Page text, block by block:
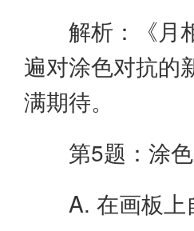
解析：《月
遍对涂色对抗的
满期待。
第5题：涂
A. 在画板上